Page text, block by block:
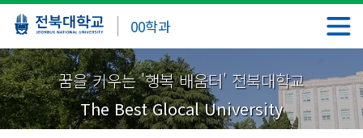
00학과
꿈을 키우는 '행복 배움터' 전북대학교
The Best Glocal University